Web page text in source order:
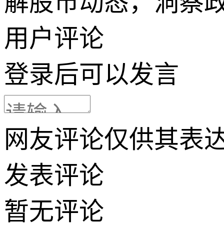
用户评论
登录后可以发言
网友评论仅供其表
发表评论
暂无评论